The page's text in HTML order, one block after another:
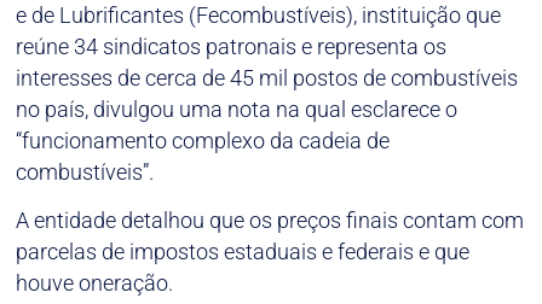
e de Lubrificantes (Fecombustíveis), instituição que
reúne 34 sindicatos patronais e representa os
interesses de cerca de 45 mil postos de combustíveis
no país, divulgou uma nota na qual esclarece o
“funcionamento complexo da cadeia de
combustíveis”.
A entidade detalhou que os preços finais contam com
parcelas de impostos estaduais e federais e que
houve oneração.